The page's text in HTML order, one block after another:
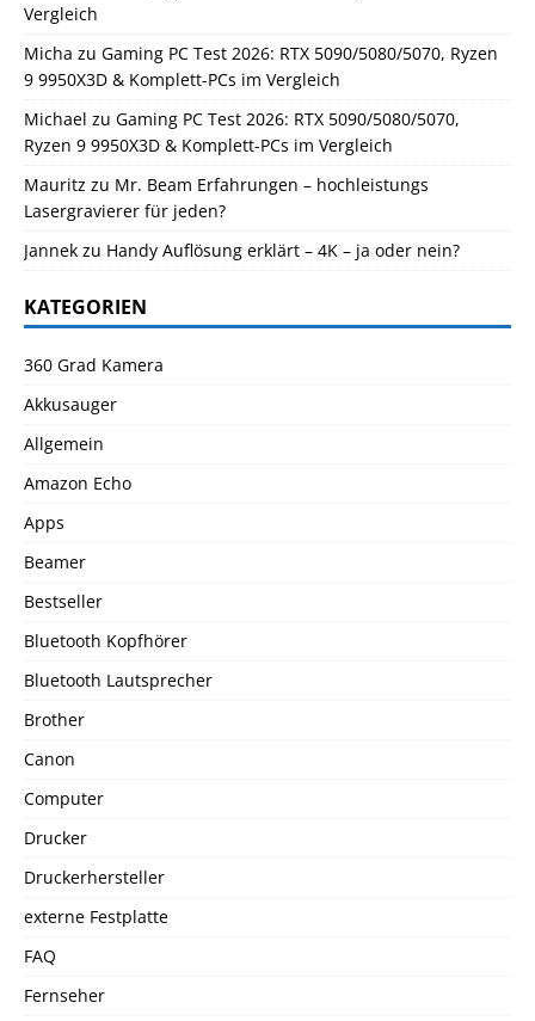
Vergleich
Micha zu Gaming PC Test 2026: RTX 5090/5080/5070, Ryzen
9 9950X3D & Komplett-PCs im Vergleich
Michael zu Gaming PC Test 2026: RTX 5090/5080/5070,
Ryzen 9 9950X3D & Komplett-PCs im Vergleich
Mauritz zu Mr. Beam Erfahrungen – hochleistungs
Lasergravierer für jeden?
Jannek zu Handy Auflösung erklärt – 4K – ja oder nein?
KATEGORIEN
360 Grad Kamera
Akkusauger
Allgemein
Amazon Echo
Apps
Beamer
Bestseller
Bluetooth Kopfhörer
Bluetooth Lautsprecher
Brother
Canon
Computer
Drucker
Druckerhersteller
externe Festplatte
FAQ
Fernseher